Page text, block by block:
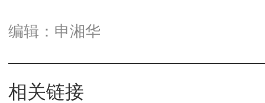
编辑：申湘华
相关链接